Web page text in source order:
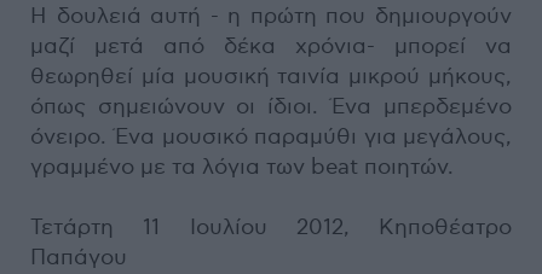
Η δουλειά αυτή - η πρώτη που δημιουργούν
μαζί μετά από δέκα χρόνια- μπορεί να
θεωρηθεί μία μουσική ταινία μικρού μήκους,
όπως σημειώνουν οι ίδιοι. Ένα μπερδεμένο
όνειρο. Ένα μουσικό παραμύθι για μεγάλους,
γραμμένο με τα λόγια των beat ποιητών.
Τετάρτη 11 Ιουλίου 2012, Κηποθέατρο
Παπάγου